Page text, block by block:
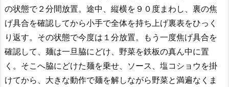
の状態で２分間放置。途中、縦横を９０度まわし、裏の焦
げ具合を確認してから小手で全体を持ち上げ裏表をひっく
り返す。その状態で今度は１分放置。もう一度焦げ具合を
確認して、麺は一旦脇にどけ、野菜を鉄板の真ん中に置
く。そこへ脇にどけた麺を乗せ、ソース、塩コショウを掛
けてから、大きな動作で麺を解しながら野菜と満遍なくま